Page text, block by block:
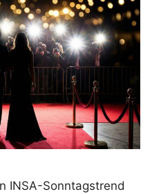
INSA-Sonntagstrend